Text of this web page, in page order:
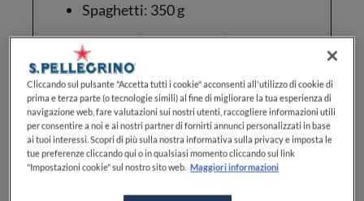
Spaghetti: 350 g
Vongole (meglio veraci): 1 kg
Aglio: 1 spicchio
Prezzemolo fresco: q.b.
Olio extravergine di oliva: q.b.
Sale fino: q.b.
Cliccando sul pulsante "Accetta tutti i cookie" acconsenti all'utilizzo di cookie di
prima e terza parte (o tecnologie simili) al fine di migliorare la tua esperienza di
navigazione web, fare valutazioni sui nostri utenti, raccogliere informazioni utili
per consentire a noi e ai nostri partner di fornirti annunci personalizzati in base
ai tuoi interessi. Scopri di più sulla nostra informativa sulla privacy e imposta le
tue preferenze cliccando qui o in qualsiasi momento cliccando sul link
"Impostazioni cookie" sul nostro sito web. Maggiori informazioni